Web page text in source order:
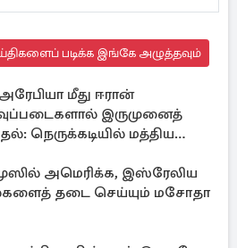
படிக்க இங்கே அழுத்தவும்
அரேபியா மீது ஈரான்
இருமுனைத்
நெருக்கடியில் மத்திய
அமெரிக்க, இஸ்ரேலிய
தடை செய்யும் மசோதா